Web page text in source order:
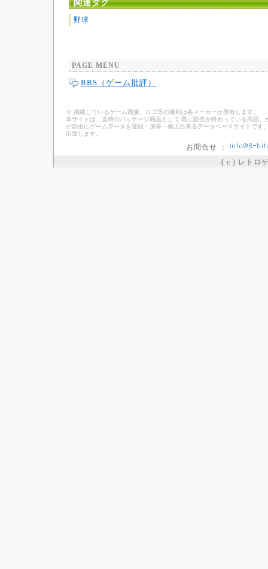
関連タグ
野球
PAGE MENU
BBS（ゲーム批評）
※ 掲載しているゲーム画像、ロゴ等の権利は各メーカーが所有します。
本サイトは、当時のパッケージ商品として 既に販売が終わっている商品
が自由にゲームデータを登録・加筆・修正出来るデータベースサイトで
応致します。
お問合せ ：
( c ) レトロ